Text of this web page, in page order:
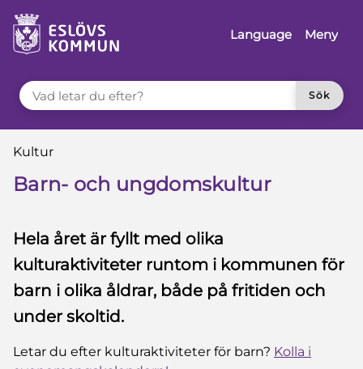
till innehåll
till sidomeny
Language
Meny
VAD LETAR DU EFTER?
Sök
Du är här:
Kultur
Barn- och ungdomskultur
Hela året är fyllt med olika
kulturaktiviteter runtom i kommunen för
barn i olika åldrar, både på fritiden och
under skoltid.
Letar du efter kulturaktiviteter för barn? Kolla i